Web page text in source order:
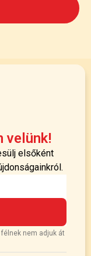
velünk!
elsőként
nem adjuk át